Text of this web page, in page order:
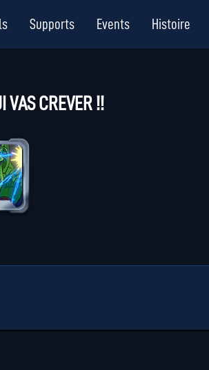
Supports Events Histoire
VAS CREVER !!